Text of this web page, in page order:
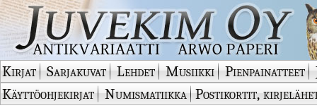
Kirjat Sarjakuvat Lehdet Musiikki Pienpainatteet
Käyttöohjekirjat
Numismatiikka Postikortit,